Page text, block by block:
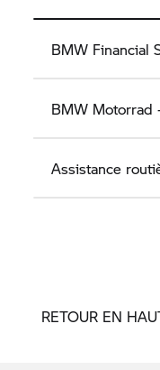
BMW Financial
BMW Motorrad
Assistance
RETOUR EN